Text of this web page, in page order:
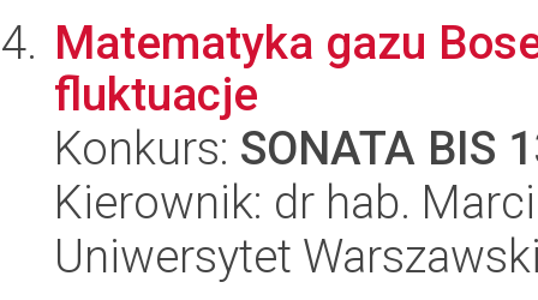
Matematyka gazu
fluktuacje
Konkurs: SONATA BIS
Kierownik: dr hab.
Uniwersytet